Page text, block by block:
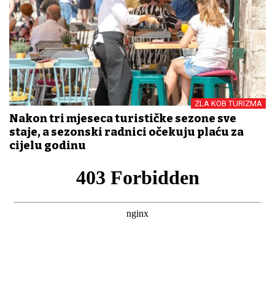
ZLA KOB TURIZMA
Nakon tri mjeseca turističke sezone sve
staje, a sezonski radnici očekuju plaću za
cijelu godinu